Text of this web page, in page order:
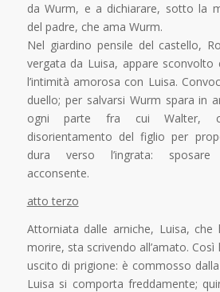
da Wurm, e a dichiarare, sotto la
del padre, che ama Wurm.
Nel giardino pensile del castello,
vergata da Luisa, appare
l’intimità amorosa con Luisa.
duello; per salvarsi Wurm spara in
ogni parte fra cui Walter,
disorientamento del figlio per
dura verso l’ingrata: sposare
acconsente.
atto terzo
Attorniata dalle arniche, Luisa, che
morire, sta scrivendo all’amato.
uscito di prigione: è commosso
Luisa si comporta freddamente;